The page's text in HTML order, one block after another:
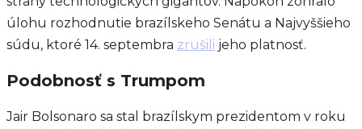
úlohu rozhodnutie brazílskeho Senátu a Najvyššieho
súdu, ktoré 14. septembra zrušili jeho platnosť.
Podobnosť s Trumpom
Jair Bolsonaro sa stal brazílskym prezidentom v roku